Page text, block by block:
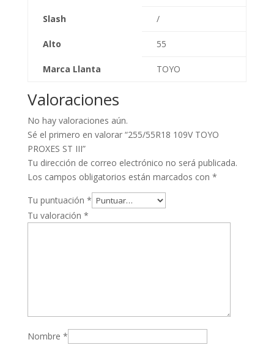
Slash /
Alto 55
Marca Llanta TOYO
Valoraciones
No hay valoraciones aún.
Sé el primero en valorar “255/55R18 109V TOYO
PROXES ST III”
Tu dirección de correo electrónico no será publicada.
Los campos obligatorios están marcados con *
Tu puntuación *
Tu valoración *
Nombre *